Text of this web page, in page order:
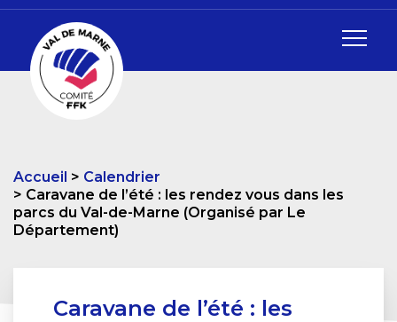
Accueil
Calendrier
Caravane de l’été : les rendez vous dans les
parcs du Val-de-Marne (Organisé par Le
Département)
Caravane de l’été : les